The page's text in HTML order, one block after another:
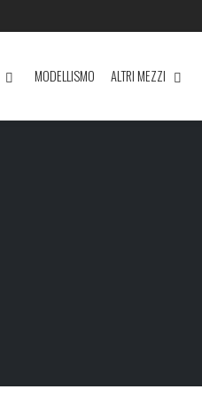
MODELLISMO ALTRI MEZZI